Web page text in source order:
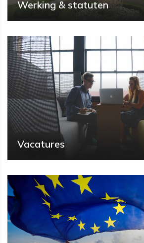
Werking & statuten
Vacatures